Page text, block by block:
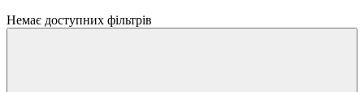
Немає доступних фільтрів